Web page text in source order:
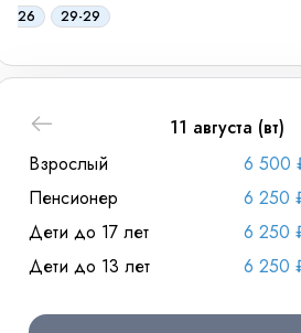
26
29-29
11 августа (вт)
Взрослый
6 500
Пенсионер
6 250
Дети до 17 лет
6 250
Дети до 13 лет
6 250